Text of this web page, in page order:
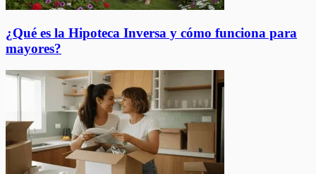
¿Qué es la Hipoteca Inversa y cómo funciona para
mayores?